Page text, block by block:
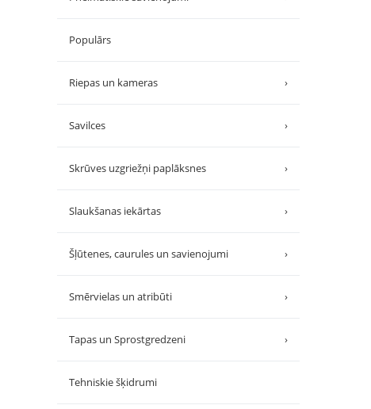
Populārs
Riepas un kameras ›
Savilces ›
Skrūves uzgriežņi paplāksnes ›
Slaukšanas iekārtas ›
Šļūtenes, caurules un savienojumi ›
Smērvielas un atribūti ›
Tapas un Sprostgredzeni ›
Tehniskie šķidrumi